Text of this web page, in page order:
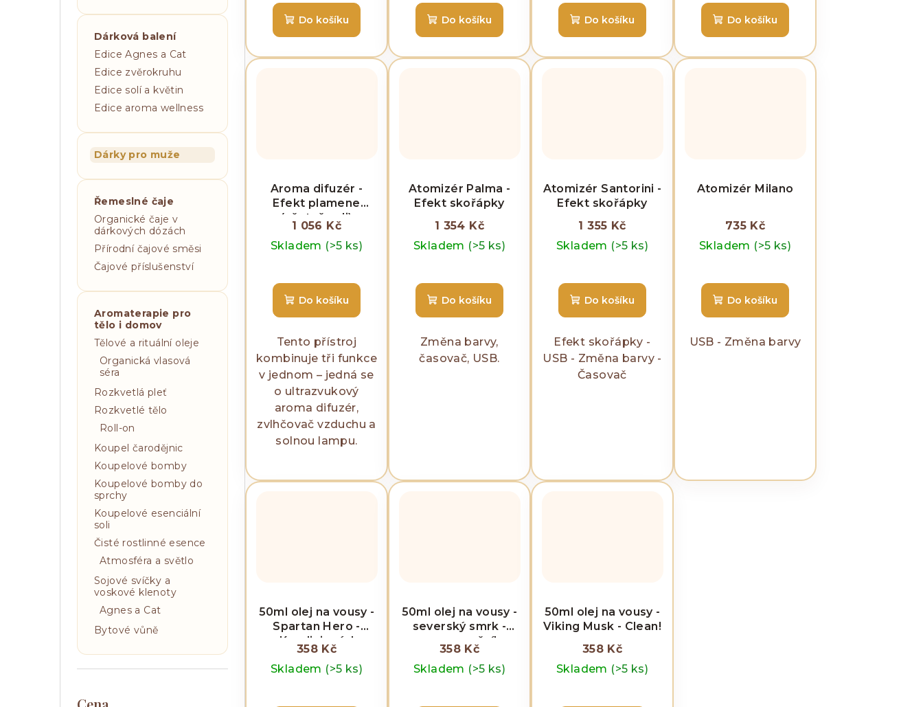
Dárková balení
Edice Agnes a Cat
Edice zvěrokruhu
Edice solí a květin
Edice aroma wellness
Dárky pro muže
Řemeslné čaje
Organické čaje v
dárkových dózách
Přírodní čajové směsi
Čajové příslušenství
Aromaterapie pro
tělo i domov
Tělové a rituální oleje
Organická vlasová
séra
Rozkvetlá pleť
Rozkvetlé tělo
Roll-on
Koupel čarodějnic
Koupelové bomby
Koupelové bomby do
sprchy
Koupelové esenciální
soli
Čisté rostlinné esence
Atmosféra a světlo
Sojové svíčky a
voskové klenoty
Agnes a Cat
Bytové vůně
Do košíku Do košíku Do košíku Do košíku
Aroma difuzér -
Efekt plamene
(včetně soli)
1 056 Kč
Skladem (>5 ks)
Do košíku
Tento přístroj
kombinuje tři funkce
v jednom – jedná se
o ultrazvukový
aroma difuzér,
zvlhčovač vzduchu a
solnou lampu.
Atomizér Palma -
Efekt skořápky
1 354 Kč
Skladem (>5 ks)
Do košíku
Změna barvy,
časovač, USB.
Atomizér Santorini -
Efekt skořápky
1 355 Kč
Skladem (>5 ks)
Do košíku
Efekt skořápky -
USB - Změna barvy -
Časovač
Atomizér Milano
735 Kč
Skladem (>5 ks)
Do košíku
USB - Změna barvy
50ml olej na vousy -
Spartan Hero -
Kondicionér!
358 Kč
Skladem (>5 ks)
50ml olej na vousy -
severský smrk -
regenerační!
358 Kč
Skladem (>5 ks)
50ml olej na vousy -
Viking Musk - Clean!
358 Kč
Skladem (>5 ks)